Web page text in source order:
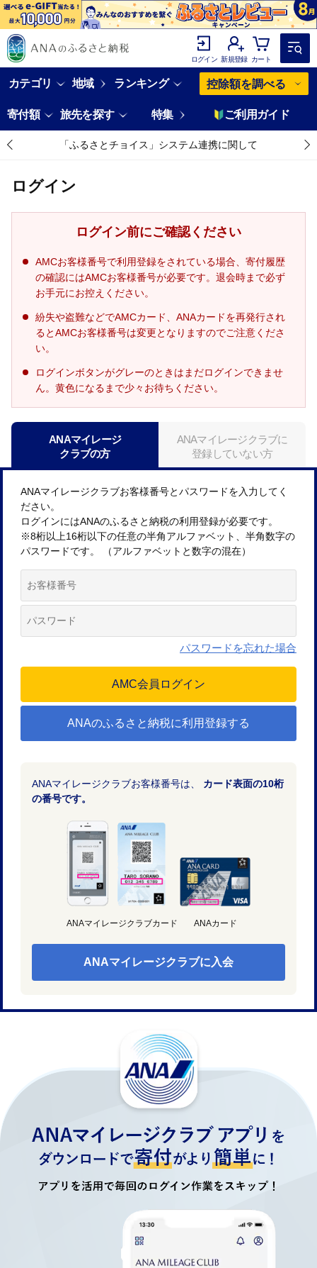
ログイン 新規登録 カート
カテゴリ 地域 ランキング 控除額を調べる
寄付額 旅先を探す 特集 ご利用ガイド
「ふるさとチョイス」システム連携に関して
ログイン
ログイン前にご確認ください
AMCお客様番号で利用登録をされている場合、寄付履歴
の確認にはAMCお客様番号が必要です。退会時まで必ず
お手元にお控えください。
紛失や盗難などでAMCカード、ANAカードを再発行され
るとAMCお客様番号は変更となりますのでご注意くださ
い。
ログインボタンがグレーのときはまだログインできませ
ん。黄色になるまで少々お待ちください。
ANAマイレージ
クラブの方
ANAマイレージクラブに
登録していない方
ANAマイレージクラブお客様番号とパスワードを入力してく
ださい。
ログインにはANAのふるさと納税の利用登録が必要です。
※8桁以上16桁以下の任意の半角アルファベット、半角数字の
パスワードです。 （アルファベットと数字の混在）
パスワードを忘れた場合
ANAのふるさと納税に利用登録する
ANAマイレージクラブお客様番号は、 カード表面の10桁
の番号です。
ANAマイレージクラブカード ANAカード
ANAマイレージクラブに入会